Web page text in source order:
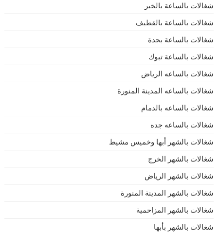
شغالات بالساعة بالخبر
شغالات بالساعة بالقطيف
شغالات بالساعة بجدة
شغالات بالساعة تبوك
شغالات بالساعه الرياض
شغالات بالساعه المدينة المنورة
شغالات بالساعه بالدمام
شغالات بالساعه جده
شغالات بالشهر أبها وخميس مشيط
شغالات بالشهر الخرج
شغالات بالشهر الرياض
شغالات بالشهر المدينة المنورة
شغالات بالشهر المزاحمية
شغالات بالشهر بأبها